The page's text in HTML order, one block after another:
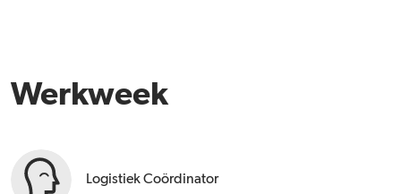
Werkweek
Logistiek Coördinator